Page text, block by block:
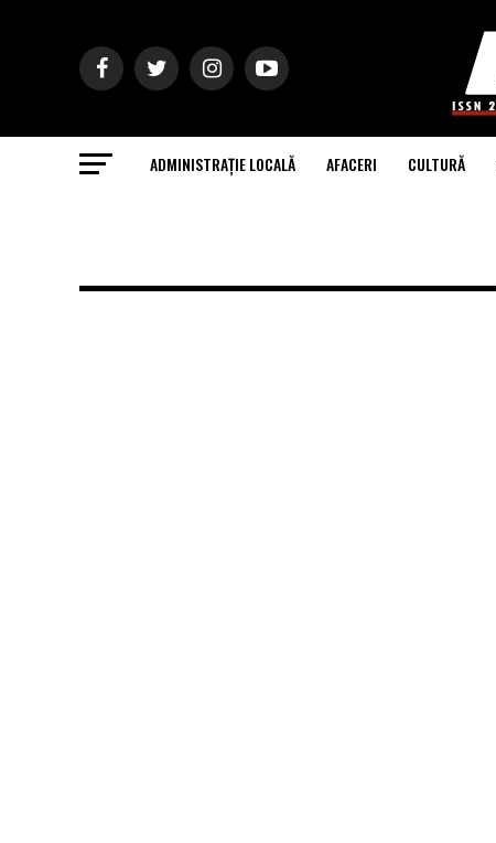
ADMINISTRAȚIE LOCALĂ AFACERI CULTURĂ